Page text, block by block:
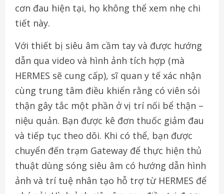
cơn đau hiện tại, họ không thể xem nhẹ chi
tiết này.
Với thiết bị siêu âm cầm tay và được hướng
dẫn qua video và hình ảnh tích hợp (mà
HERMES sẽ cung cấp), sĩ quan y tế xác nhận
cùng trung tâm điều khiển rằng có viên sỏi
thận gây tắc một phần ở vị trí nối bể thận –
niệu quản. Bạn được kê đơn thuốc giảm đau
và tiếp tục theo dõi. Khi có thể, bạn được
chuyển đến trạm Gateway để thực hiện thủ
thuật dùng sóng siêu âm có hướng dẫn hình
ảnh và trí tuệ nhân tạo hỗ trợ từ HERMES để